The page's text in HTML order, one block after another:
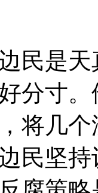
民是
分寸
将几
民坚